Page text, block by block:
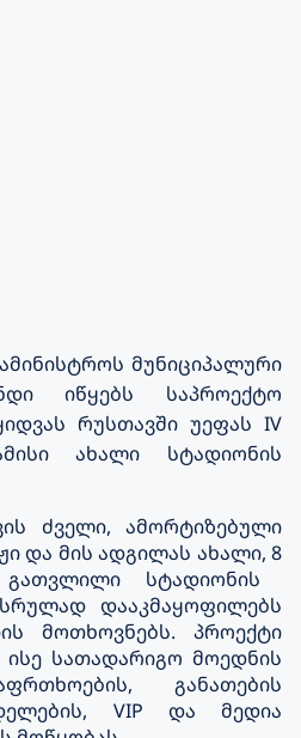
მუნიციპალური
იწყებს საპროექტო
რუსთავში უეფას IV
ახალი სტადიონის
ძველი, ამორტიზებული
და მის ადგილას ახალი, 8
სტადიონის
დააკმაყოფილებს
მოთხოვნებს. პროექტი
სათადარიგო მოედნის
განათების
VIP და მედია